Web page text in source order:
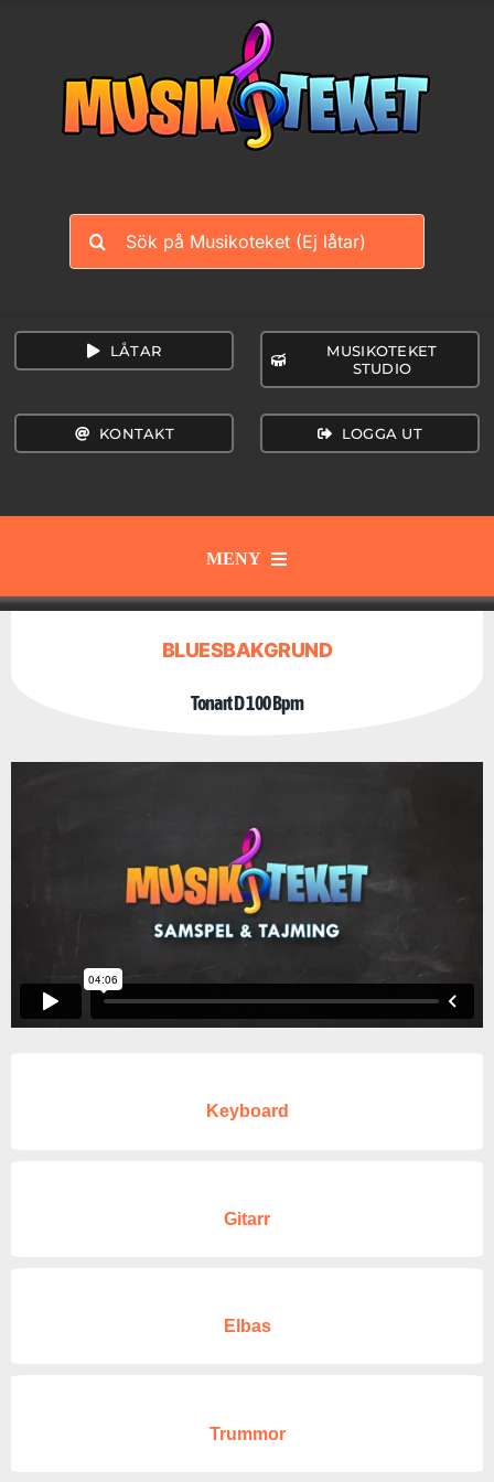
Sök
efter:
LÅTAR
MUSIKOTEKET
STUDIO
KONTAKT LOGGA UT
MENY
Gott & Blandat
Samspel & Tajming
Musik från olika tider och kulturer
Musikteori
Skapa & Kommunicera
BLUESBAKGRUND
Tonart D 100 Bpm
Keyboard
Gitarr
Elbas
Trummor